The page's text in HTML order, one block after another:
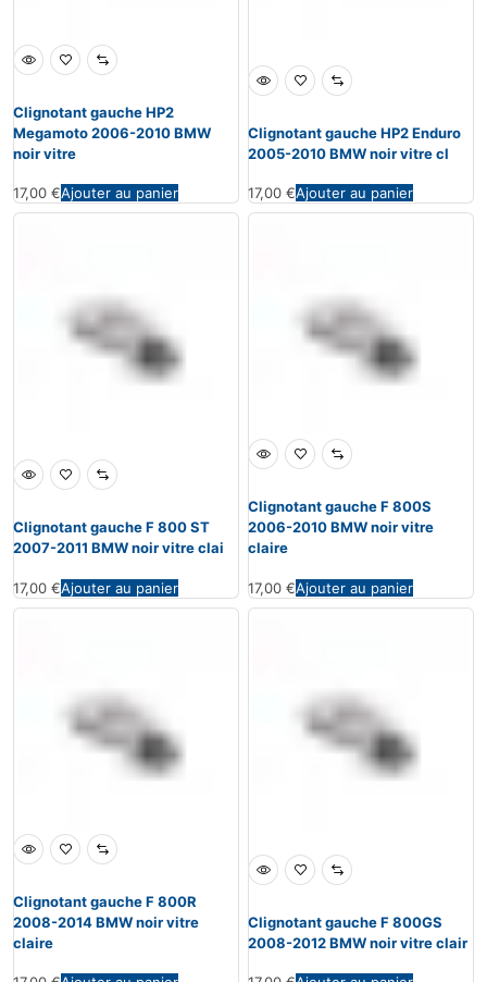
Clignotant gauche HP2
Megamoto 2006-2010 BMW
noir vitre
17,00 €Ajouter au panier
Clignotant gauche HP2 Enduro
2005-2010 BMW noir vitre cl
17,00 €Ajouter au panier
Clignotant gauche F 800 ST
2007-2011 BMW noir vitre clai
17,00 €Ajouter au panier
Clignotant gauche F 800S
2006-2010 BMW noir vitre
claire
17,00 €Ajouter au panier
Clignotant gauche F 800R
2008-2014 BMW noir vitre
claire
Clignotant gauche F 800GS
2008-2012 BMW noir vitre clair